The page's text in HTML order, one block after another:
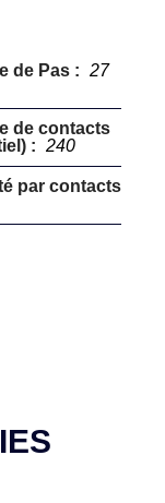
de Pas : 27
de contacts
: 240
par contacts